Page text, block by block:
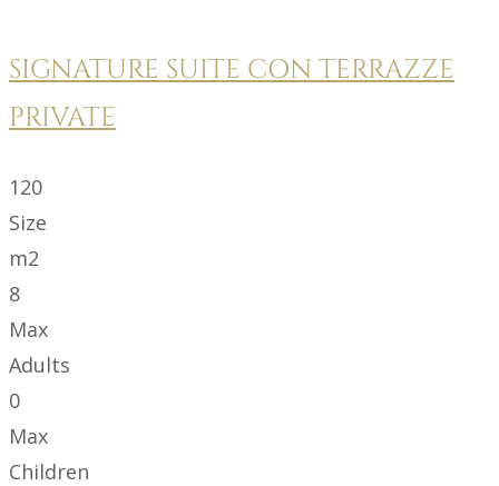
SIGNATURE SUITE CON TERRAZZE
PRIVATE
120
Size
m2
8
Max
Adults
0
Max
Children